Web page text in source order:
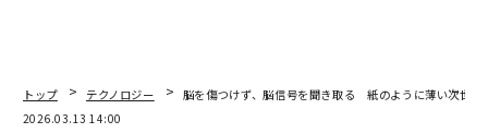
トップ テクノロジー
脳を傷つけず、脳信号を聞き取る 紙のように薄い次世代
2026.03.13 14:00